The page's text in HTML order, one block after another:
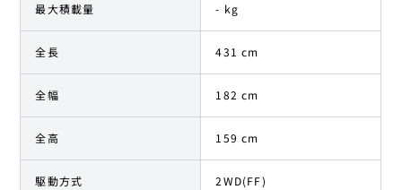
最大積載量 - kg
全長 431 cm
全幅 182 cm
全高 159 cm
駆動方式 2WD(FF)